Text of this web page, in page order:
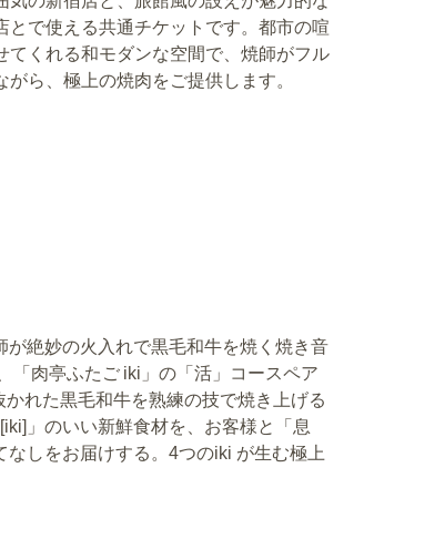
とで使える共通チケットです。都市の喧
てくれる和モダンな空間で、焼師がフル
がら、極上の焼肉をご提供します。
絶妙の火入れで黒毛和牛を焼く焼き音
「肉亭ふたご iki」の「活」コースペア
れた黒毛和牛を熟練の技で焼き上げる
」のいい新鮮食材を、お客様と「息
しをお届けする。4つのiki が生む極上